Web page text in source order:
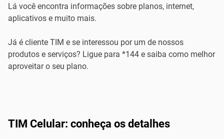
Lá você encontra informações sobre planos, internet,
aplicativos e muito mais.
Já é cliente TIM e se interessou por um de nossos
produtos e serviços? Ligue para *144 e saiba como melhor
aproveitar o seu plano.
TIM Celular: conheça os detalhes